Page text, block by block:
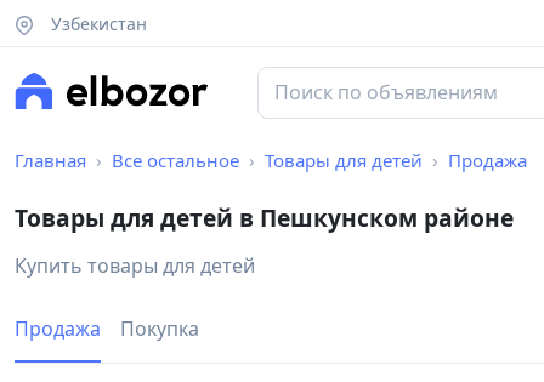
Узбекистан
Главная Все остальное Товары для детей Продажа
Товары для детей в Пешкунском районе
Купить товары для детей
Продажа Покупка